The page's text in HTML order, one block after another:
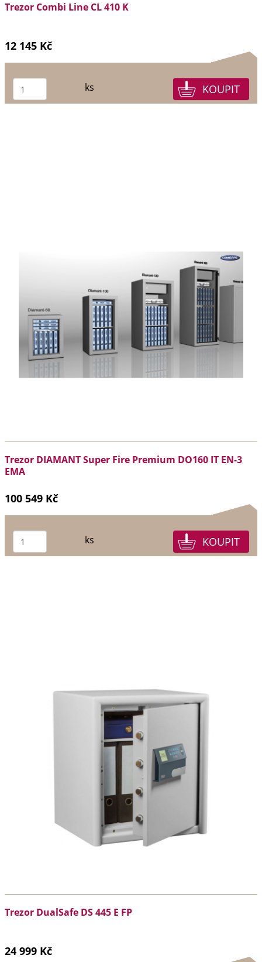
Trezor Combi Line CL 410 K
12 145 Kč
ks
Trezor DIAMANT Super Fire Premium DO160 IT EN-3
EMA
100 549 Kč
ks
Trezor DualSafe DS 445 E FP
24 999 Kč